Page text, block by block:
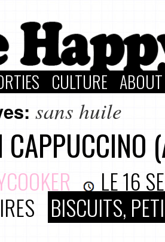
CULTURE
sans huile
CAPPUCCINO
LE16
BISCUITS,